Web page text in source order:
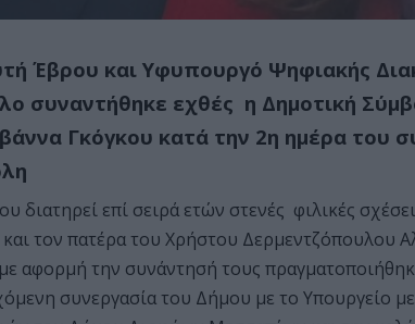
Έβρου και Υφυπουργό Ψηφιακής
συναντήθηκε εχθές η Δημοτική
Γκόγκου κατά την 2η ημέρα του
διατηρεί επί σειρά ετών στενές φιλικές
τον πατέρα του Χρήστου Δερμεντζόπουλου
με αφορμή την συνάντησή τους
συνεργασία του Δήμου με το Υπουργείο